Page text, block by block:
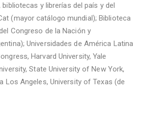
y librerías del país y del
(mayor catálogo mundial); Biblioteca
Congreso de la Nación y
Universidades de América Latina
Harvard University, Yale
State University of New York,
Los Angeles, University of Texas (de